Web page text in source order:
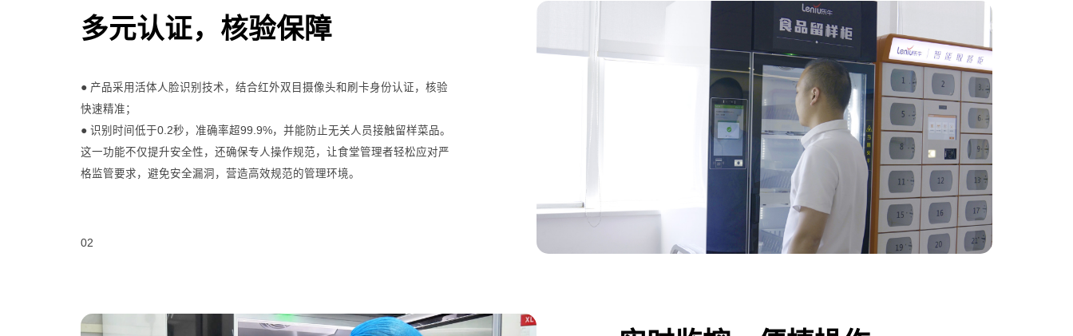
多元认证，核验保障
● 产品采用活体人脸识别技术，结合红外双目摄像头和刷卡身份认证，核验
快速精准；
● 识别时间低于0.2秒，准确率超99.9%，并能防止无关人员接触留样菜品。
这一功能不仅提升安全性，还确保专人操作规范，让食堂管理者轻松应对严
格监管要求，避免安全漏洞，营造高效规范的管理环境。
02